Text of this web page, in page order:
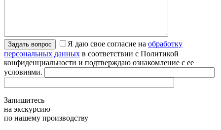
Я даю свое согласие на обработку
персональных данных в соответствии с Политикой
конфиденциальности и подтверждаю ознакомление с ее
условиями.
Запишитесь
на экскурсию
по нашему производству